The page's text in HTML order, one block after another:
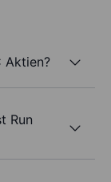
Aktien?
Run